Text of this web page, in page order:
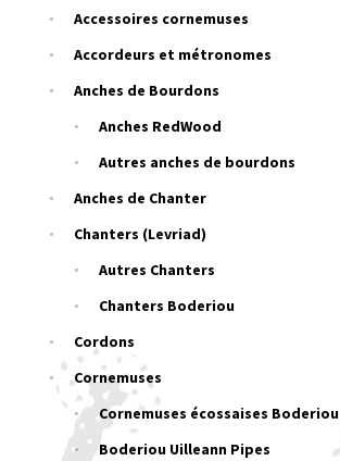
Accessoires cornemuses
Accordeurs et métronomes
Anches de Bourdons
Anches RedWood
Autres anches de bourdons
Anches de Chanter
Chanters (Levriad)
Autres Chanters
Chanters Boderiou
Cordons
Cornemuses
Cornemuses écossaises Boderiou
Boderiou Uilleann Pipes